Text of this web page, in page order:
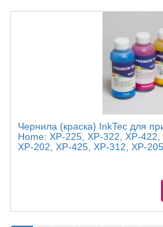
Чернила (краска) InkTec для
Home: XP-225, XP-322, XP-
XP-202, XP-425, XP-312, XP-